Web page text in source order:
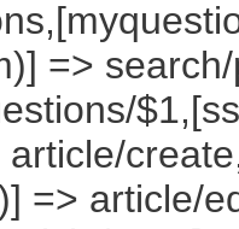
=>
=> article/